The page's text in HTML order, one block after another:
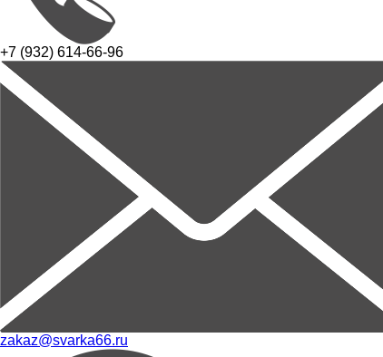
+7 (932) 614-66-96
zakaz@svarka66.ru